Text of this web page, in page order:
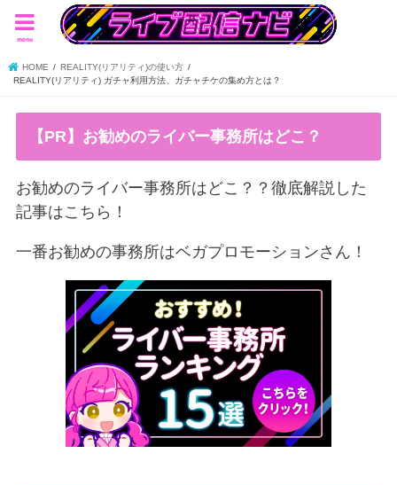
menu
HOME
REALITY(リアリティ)の使い方
REALITY(リアリティ) ガチャ利用方法、ガチャチケの集め方とは？
【PR】お勧めのライバー事務所はどこ？
お勧めのライバー事務所はどこ？？徹底解説した
記事はこちら！
一番お勧めの事務所はベガプロモーションさん！